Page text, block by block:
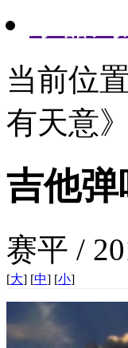
当前位
有天意》
吉他
赛平 /
[大] [中] [小]